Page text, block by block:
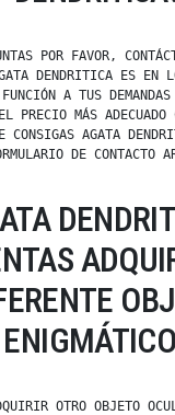
POR FAVOR,
DENDRITICA ES EN
A TUS DEMANDAS
PRECIO MÁS
CONSIGAS AGATA
DE CONTACTO
OTRO OBJETO